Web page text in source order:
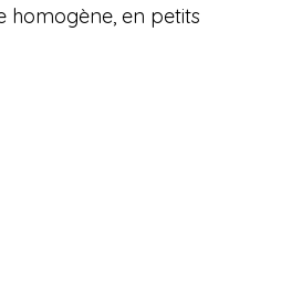
homogène, en petits